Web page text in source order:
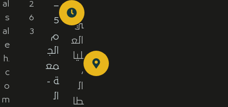
ح
ي
الع
ليا
،
ال
طا
–
5
م
الج
مع
ة -
ال
2
6
3
al
s
al
e
h.
c
o
m